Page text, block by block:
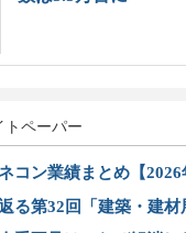
トペーパー
コン業績まとめ【2026
る第32回「建築・建材